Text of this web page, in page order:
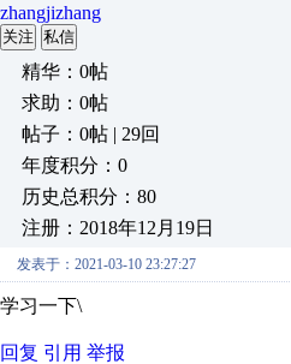
zhangjizhang
关注 私信
精华：0帖
求助：0帖
帖子：0帖 | 29回
年度积分：0
历史总积分：80
注册：2018年12月19日
发表于：2021-03-10 23:27:27
学习一下\
回复 引用 举报